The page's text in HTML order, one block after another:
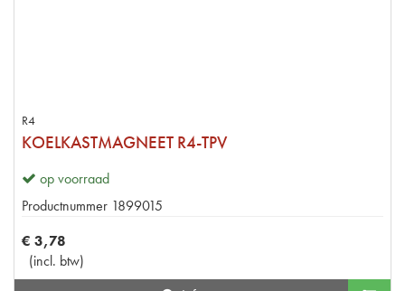
R4
KOELKASTMAGNEET R4-TPV
op voorraad
Productnummer 1899015
€ 3,78
(incl. btw)